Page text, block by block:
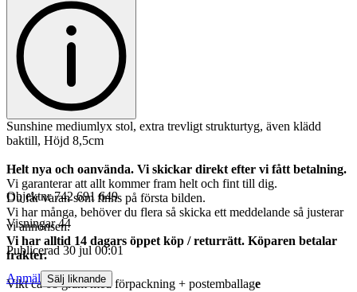
Sunshine mediumlyx stol, extra trevligt strukturtyg, även klädd
baktill, Höjd 8,5cm
Helt nya och oanvända. Vi skickar direkt efter vi fått betalning.
Vi garanterar att allt kommer fram helt och fint till dig.
Du får varan som finns på första bilden.
Vi har många, behöver du flera så skicka ett meddelande så justerar
vi annonsen.
Vi har alltid 14 dagars öppet köp / returrätt. Köparen betalar
frakter.
Vikt ca 68 gram med förpackning + postemballage
Objektnr 742 691 649
Visningar 44
Publicerad 30 jul 00:01
Anmäl Sälj liknande